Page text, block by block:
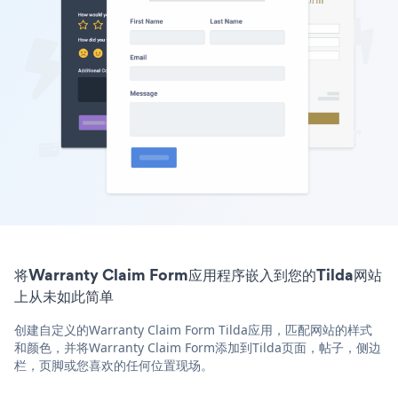
将Warranty Claim Form应用程序嵌入到您的Tilda网站
上从未如此简单
创建自定义的Warranty Claim Form Tilda应用，匹配网站的样式
和颜色，并将Warranty Claim Form添加到Tilda页面，帖子，侧边
栏，页脚或您喜欢的任何位置现场。